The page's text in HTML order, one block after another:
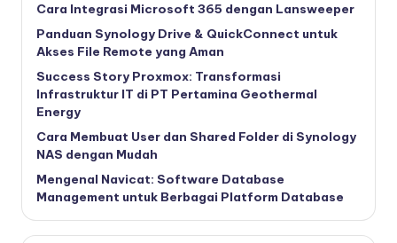
Cara Integrasi Microsoft 365 dengan Lansweeper
Panduan Synology Drive & QuickConnect untuk
Akses File Remote yang Aman
Success Story Proxmox: Transformasi
Infrastruktur IT di PT Pertamina Geothermal
Energy
Cara Membuat User dan Shared Folder di Synology
NAS dengan Mudah
Mengenal Navicat: Software Database
Management untuk Berbagai Platform Database